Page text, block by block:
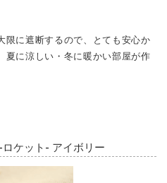
限に遮断するので、とても安心か
夏に涼しい・冬に暖かい部屋が作
ケット- アイボリー